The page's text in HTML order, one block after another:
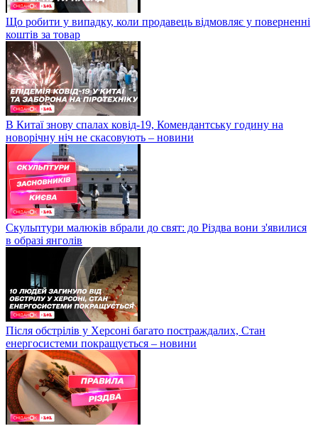
Що робити у випадку, коли продавець відмовляє у поверненні
коштів за товар
В Китаї знову спалах ковід-19, Комендантську годину на
новорічну ніч не скасовують – новини
Скульптури малюків вбрали до свят: до Різдва вони з'явилися
в образі янголів
Після обстрілів у Херсоні багато постраждалих, Стан
енергосистеми покращується – новини